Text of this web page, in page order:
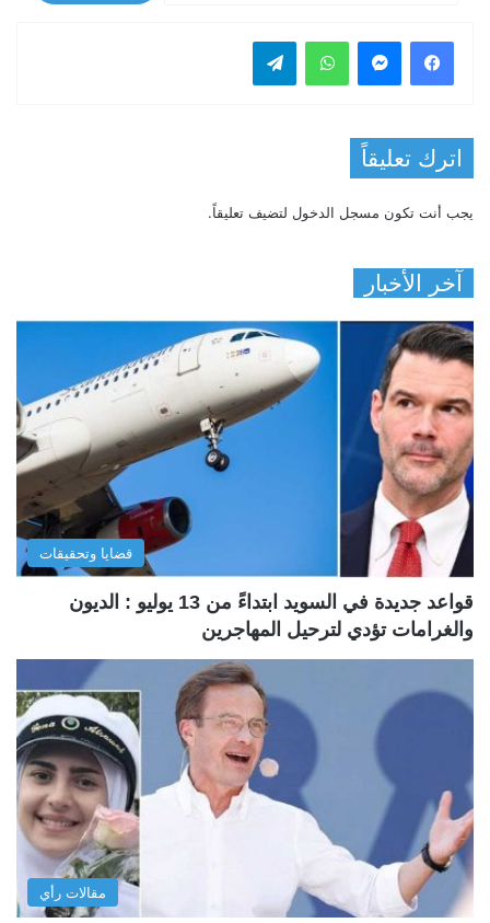
فيسبوك واتساب
اترك تعليقاً
يجب أنت تكون مسجل الدخول لتضيف تعليقاً.
آخر الأخبار
قضايا وتحقيقات
قواعد جديدة في السويد ابتداءً من 13 يوليو : الديون
والغرامات تؤدي لترحيل المهاجرين
مقالات رأي